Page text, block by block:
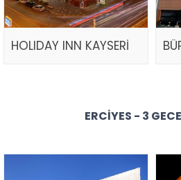
HOLIDAY INN KAYSERİ
ERCIYES - 3